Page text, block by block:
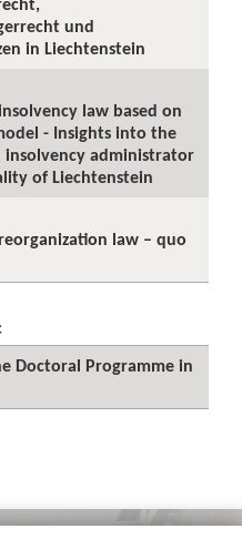
und
in Liechtenstein
law based on
- Insights into the
insolvency administrator
of Liechtenstein
law – quo
Doctoral Programme in